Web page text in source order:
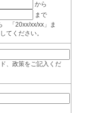
から
まで
「20xx/xx/xx」ま
てください。
、政策をご記入くだ